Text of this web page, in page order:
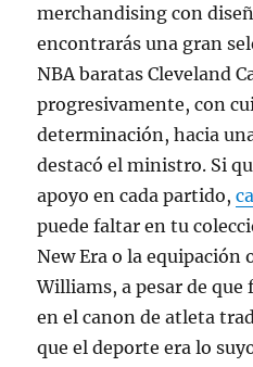
merchandising con
encontrarás una gran
NBA baratas Cleveland
progresivamente, con
determinación, hacia
destacó el ministro. Si
apoyo en cada partido,
puede faltar en tu
New Era o la equipación
Williams, a pesar de
en el canon de atleta
que el deporte era lo